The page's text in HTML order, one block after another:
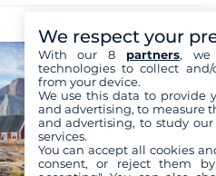
Sa. 29 August 2026
We respect your
With our 8 partners, we
technologies to collect
from your device.
We use this data to provide
and advertising, to measure
and advertising, to study
services.
You can accept all cookies
consent, or reject them